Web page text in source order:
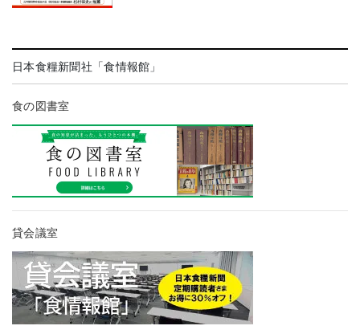
日本食糧新聞社「食情報館」
食の図書室
貸会議室